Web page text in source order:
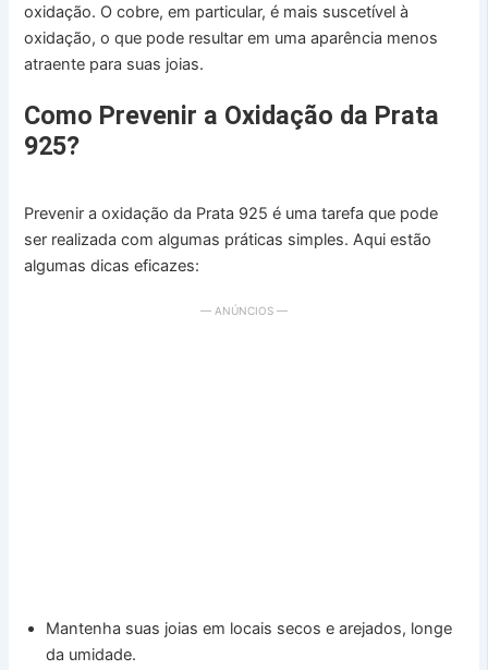
oxidação. O cobre, em particular, é mais suscetível à
oxidação, o que pode resultar em uma aparência menos
atraente para suas joias.
Como Prevenir a Oxidação da Prata
925?
Prevenir a oxidação da Prata 925 é uma tarefa que pode
ser realizada com algumas práticas simples. Aqui estão
algumas dicas eficazes:
— ANÚNCIOS —
Mantenha suas joias em locais secos e arejados, longe
da umidade.